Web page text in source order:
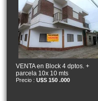
VENTA en Block 4 dptos. +
parcela 10x 10 mts
Precio : U$S 150 .000